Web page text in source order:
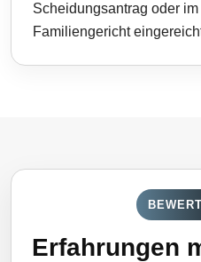
Scheidungsantrag oder
Familiengericht
Erfahrungen